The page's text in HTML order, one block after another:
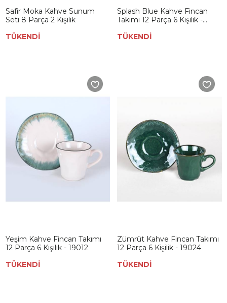
Safir Moka Kahve Sunum
Seti 8 Parça 2 Kişilik
TÜKENDİ
Splash Blue Kahve Fincan
Takımı 12 Parça 6 Kişilik -
TÜKENDİ
Yeşim Kahve Fincan Takımı
12 Parça 6 Kişilik - 19012
TÜKENDİ
Zümrüt Kahve Fincan Takımı
12 Parça 6 Kişilik - 19024
TÜKENDİ